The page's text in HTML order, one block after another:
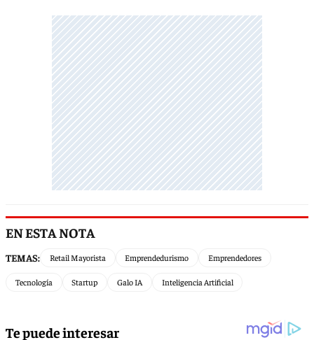
EN ESTA NOTA
TEMAS: Retail Mayorista Emprendedurismo Emprendedores
Tecnología Startup Galo IA Inteligencia Artificial